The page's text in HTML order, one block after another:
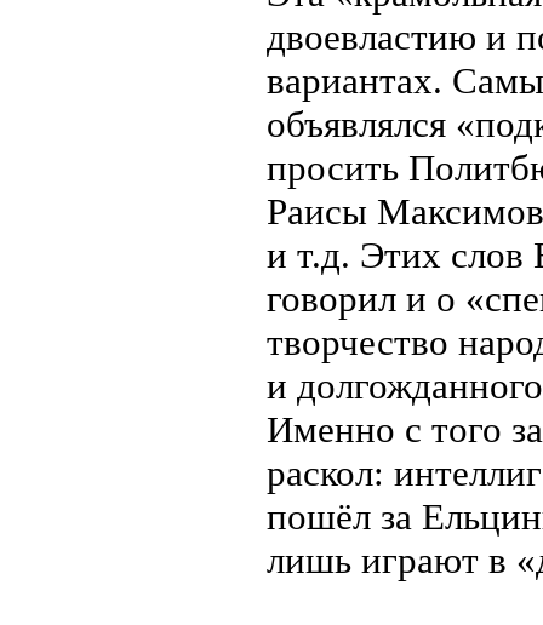
двоевластию и
вариантах.
объявлялся
просить
Раисы
и т.д. Этих слов
говорил и о
творчество
и
Именно с того
раскол:
пошёл за
лишь играют в